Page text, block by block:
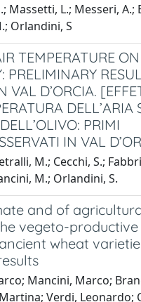
Massetti, L.; Messeri, A.;
Orlandini, S
TEMPERATURE
PRELIMINARY
VAL D’ORCIA.
DELL’ARIA
PRIMI
IN VAL
M.; Cecchi, S.;
M.; Orlandini, S.
and of
vegeto-productive
wheat
Mancini, Marco;
Verdi, Leonardo;